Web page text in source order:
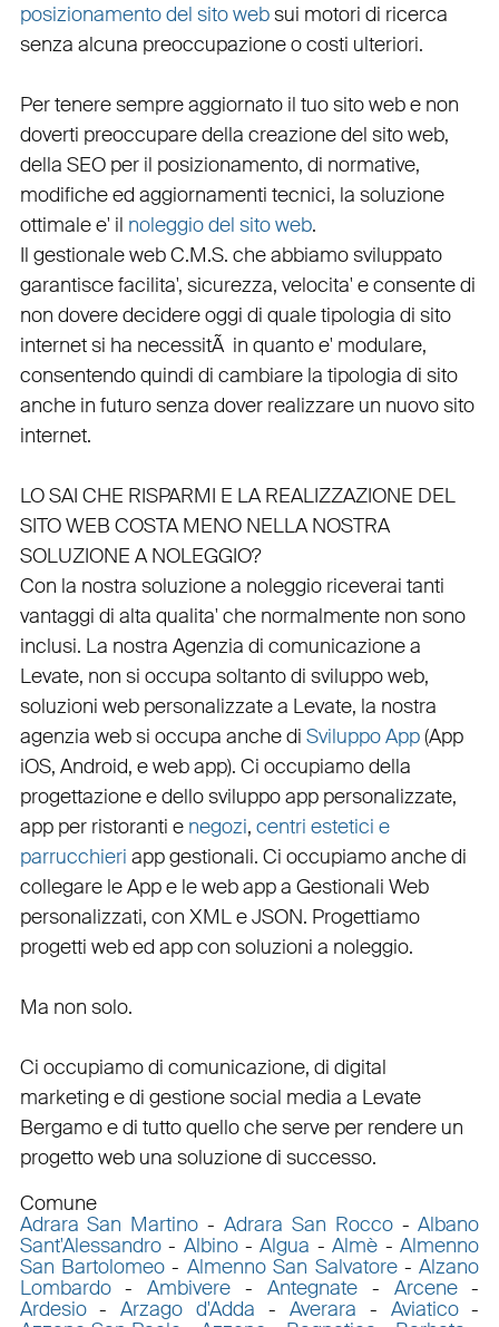
posizionamento del sito websui motori di ricerca
senza alcuna preoccupazione o costi ulteriori.
Per tenere sempre aggiornato il tuo sito web e non
doverti preoccupare della creazione del sito web,
della SEOper il posizionamento, di normative,
modifiche ed aggiornamenti tecnici, la soluzione
ottimale e' il noleggio del sito web.
Il gestionale web C.M.S. che abbiamo sviluppato
garantiscefacilita', sicurezza, velocita' e consente di
non dovere decidere oggi di quale tipologia di sito
internet si ha necessitÃ in quanto e' modulare,
consentendo quindi di cambiare la tipologia di sito
anche in futuro senza dover realizzare un nuovo sito
internet.
LO SAI CHE RISPARMI E LA REALIZZAZIONE DEL
SITO WEB COSTA MENO NELLA NOSTRA
SOLUZIONE A NOLEGGIO?
Con la nostra soluzione a noleggio riceverai tanti
vantaggi di alta qualita' che normalmente non sono
inclusi. La nostra Agenzia di comunicazione a
Levate, non si occupa soltanto di sviluppo web,
soluzioni web personalizzate a Levate, la nostra
agenzia websi occupa anche di Sviluppo App(App
iOS, Android, eweb app). Ci occupiamo della
progettazionee dellosviluppo app personalizzate,
app per ristoranti e negozi, centri estetici e
parrucchieri app gestionali. Ci occupiamo anche di
collegareleAppe leweb appa Gestionali Web
personalizzati, con XMLeJSON. Progettiamo
progetti webed appcon soluzioni a noleggio.
Ma non solo.
Ci occupiamo di comunicazione, di digital
marketing e di gestione social media a Levate
Bergamo e di tutto quello che serve per rendere un
progetto web una soluzione di successo.
Comune
Adrara San Martino - Adrara San Rocco-Albano
Sant'Alessandro- Albino-Algua -Almè -Almenno
San Bartolomeo- Almenno San Salvatore-Alzano
Lombardo-Ambivere - Antegnate- Arcene-
Ardesio-Arzago d'Adda - Averara - Aviatico-